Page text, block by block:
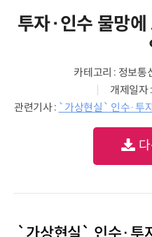
투자·인수 물망
카테고리 : 정보통
개제일
관련기사 : `가상현실` 인수·투자
`가상현실` 인수·투